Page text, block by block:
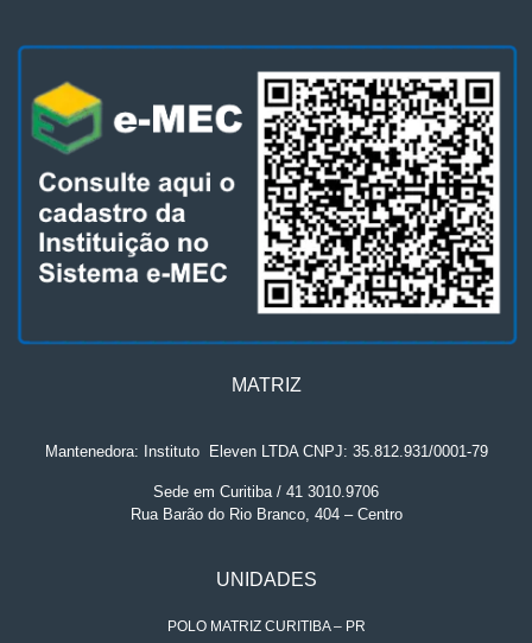
MATRIZ
Mantenedora: Instituto. Eleven LTDA CNPJ: 35.812.931/0001-79
Sede em Curitiba / 41 3010.9706
Rua Barão do Rio Branco, 404 – Centro
UNIDADES
POLO MATRIZ CURITIBA – PR